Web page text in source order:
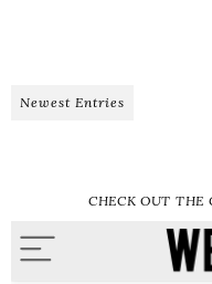
Newest Entries
CHECK OUT THE